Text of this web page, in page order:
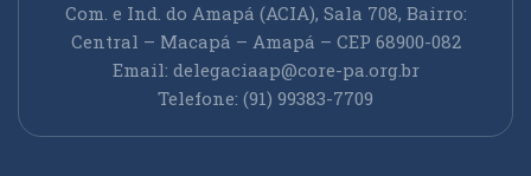
Com. e Ind. do Amapá (ACIA), Sala 708, Bairro:
Central – Macapá – Amapá – CEP 68900-082
Email: delegaciaap@core-pa.org.br
Telefone: (91) 99383-7709